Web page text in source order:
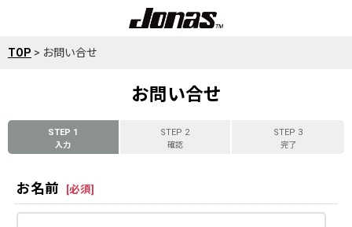
TOP > お問い合せ
お問い合せ
STEP 1
入力
STEP 2
確認
STEP 3
完了
お名前 [必須]